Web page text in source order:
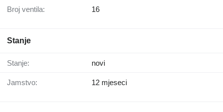
Broj ventila: 16
Stanje
Stanje: novi
Jamstvo: 12 mjeseci